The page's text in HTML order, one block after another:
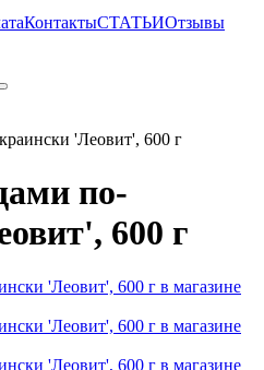
КонтактыСТАТЬИОтзывы
'Леовит', 600 г
по-
600 г